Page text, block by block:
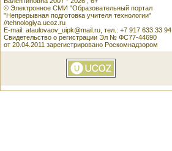
© Электронное СМИ "Образовательный портал
"Непрерывная подготовка учителя технологии"
//tehnologiya.ucoz.ru
E-mail: ataulovaov_uipk@mail.ru, тел.: +7 917 633 33 94
Свидетельство о регистрации Эл № ФС77-44690
от 20.04.2011 зарегистрировано Роскомнадзором